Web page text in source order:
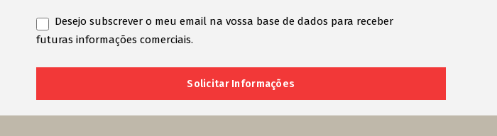
Desejo subscrever o meu email na vossa base de dados para receber
futuras informações comerciais.